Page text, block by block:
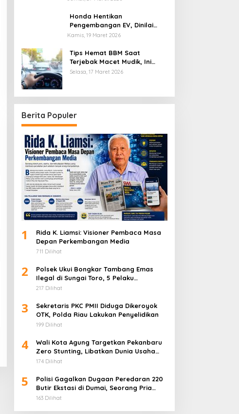
Honda Hentikan
Pengembangan EV, Dinilai
Kian Tertinggal di Industri
Kamis, 19 Maret 2026
Tips Hemat BBM Saat
Terjebak Macet Mudik, Ini
Saran Pakar ITB
Selasa, 17 Maret 2026
Berita Populer
1
Rida K. Liamsi: Visioner Pembaca Masa
Depan Perkembangan Media
711 Dilihat
2
Polsek Ukui Bongkar Tambang Emas
Ilegal di Sungai Toro, 5 Pelaku
Diamankan
217 Dilihat
3
Sekretaris PKC PMII Diduga Dikeroyok
OTK, Polda Riau Lakukan Penyelidikan
199 Dilihat
4
Wali Kota Agung Targetkan Pekanbaru
Zero Stunting, Libatkan Dunia Usaha
Penuhi Gizi Anak
174 Dilihat
5
Polisi Gagalkan Dugaan Peredaran 220
Butir Ekstasi di Dumai, Seorang Pria
Ditangkap
163 Dilihat